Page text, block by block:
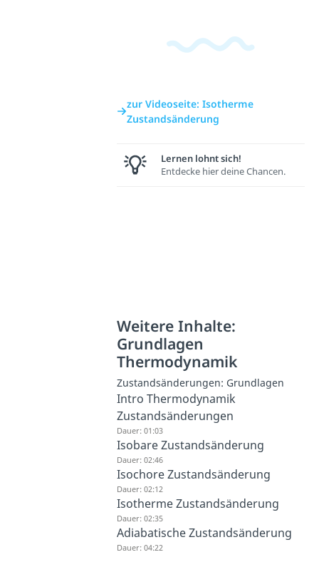
zur Videoseite: Isotherme
Zustandsänderung
Lernen lohnt sich!
Entdecke hier deine Chancen.
Weitere Inhalte:
Grundlagen
Thermodynamik
Zustandsänderungen: Grundlagen
Intro Thermodynamik
Zustandsänderungen
Dauer: 01:03
Isobare Zustandsänderung
Dauer: 02:46
Isochore Zustandsänderung
Dauer: 02:12
Isotherme Zustandsänderung
Dauer: 02:35
Adiabatische Zustandsänderung
Dauer: 04:22